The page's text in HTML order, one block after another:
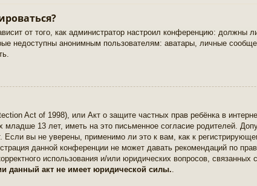
от того, как администратор настроил конференцию:
недоступны анонимным пользователям: аватары, личные
Act of 1998), или Акт о защите частных прав ребёнка в
13 лет, иметь на это письменное согласие родителей.
вы не уверены, применимо ли это к вам, как к
данной конференции не может давать рекомендаций по
использования и/или юридических вопросов, связанных
данный акт не имеет юридической силы.